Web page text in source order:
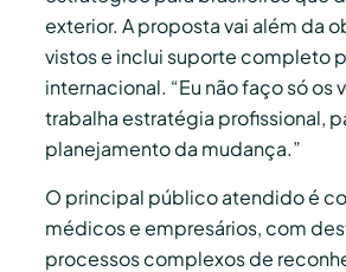
exterior. A proposta vai além da
vistos e inclui suporte completo
internacional. “Eu não faço só os
trabalha estratégia profissional,
planejamento da mudança.”
O principal público atendido é
médicos e empresários, com
processos complexos de